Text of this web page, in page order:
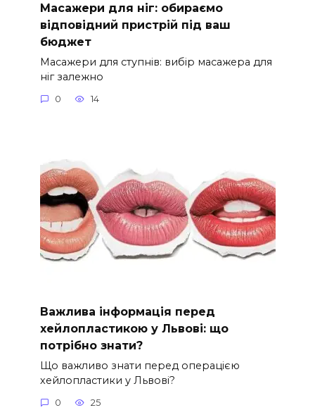
Масажери для ніг: обираємо
відповідний пристрій під ваш
бюджет
Масажери для ступнів: вибір масажера для
ніг залежно
0 14
Важлива інформація перед
хейлопластикою у Львові: що
потрібно знати?
Що важливо знати перед операцією
хейлопластики у Львові?
0 25